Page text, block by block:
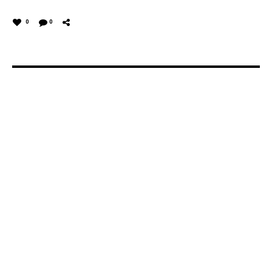
0 0